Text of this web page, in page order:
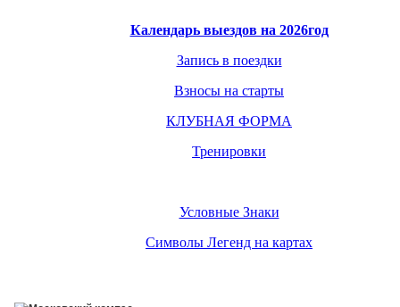
Календарь выездов на 2026год
Запись в поездки
Взносы на старты
КЛУБНАЯ ФОРМА
Тренировки
Условные Знаки
Символы Легенд на картах